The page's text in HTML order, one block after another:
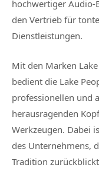
hochwertiger
den Vertrieb für
Dienstleistungen.
Mit den Marken
bedient die Lake
professionellen und
herausragenden
Werkzeugen. Dabei
des Unternehmens,
Tradition